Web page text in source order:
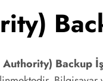
Backup